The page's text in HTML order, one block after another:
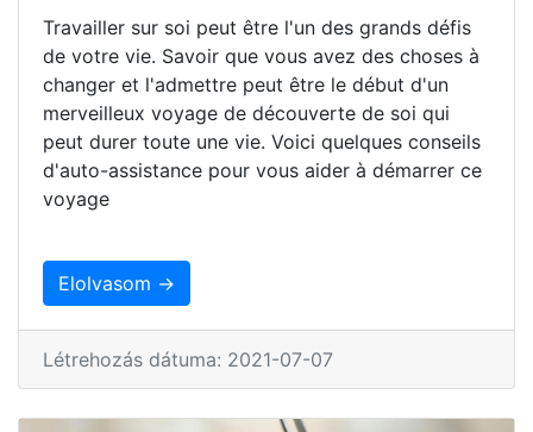
Travailler sur soi peut être l'un des grands défis
de votre vie. Savoir que vous avez des choses à
changer et l'admettre peut être le début d'un
merveilleux voyage de découverte de soi qui
peut durer toute une vie. Voici quelques conseils
d'auto-assistance pour vous aider à démarrer ce
voyage
Elolvasom →
Létrehozás dátuma: 2021-07-07